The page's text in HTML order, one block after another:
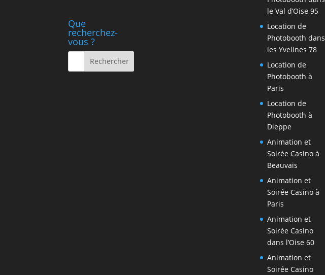
Que
recherchez-
vous ?
le Val d’Oise 95
Location de
Photobooth dans
les Yvelines 78
Location de
Photobooth à
Paris
Location de
Photobooth à
Dieppe
Animation et
Soirée Casino à
Beauvais
Animation et
Soirée Casino à
Paris
Animation et
Soirée Casino
dans l’Oise 60
Animation et
Soirée Casino